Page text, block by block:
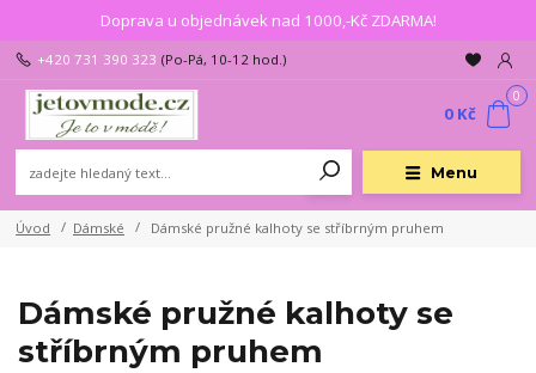
Doprava u objednávek nad 1000,-Kč ZDARMA!
Menu
+420 731 390 323 (Po-Pá, 10-12 hod.)
0
0 Kč
Úvod Dámské Dámské pružné kalhoty se stříbrným pruhem
Dámské pružné kalhoty se
stříbrným pruhem